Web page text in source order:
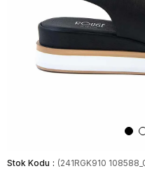
Stok Kodu (241RGK910